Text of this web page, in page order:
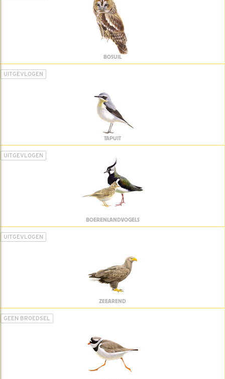
BOSUIL
UITGEVLOGEN
TAPUIT
UITGEVLOGEN
BOERENLANDVOGELS
UITGEVLOGEN
ZEEAREND
GEEN BROEDSEL